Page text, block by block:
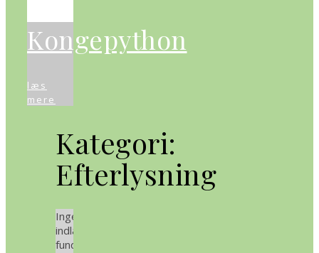
Kongepython
læs
mere
Kategori:
Efterlysning
Ingen
indlæg
fundet.